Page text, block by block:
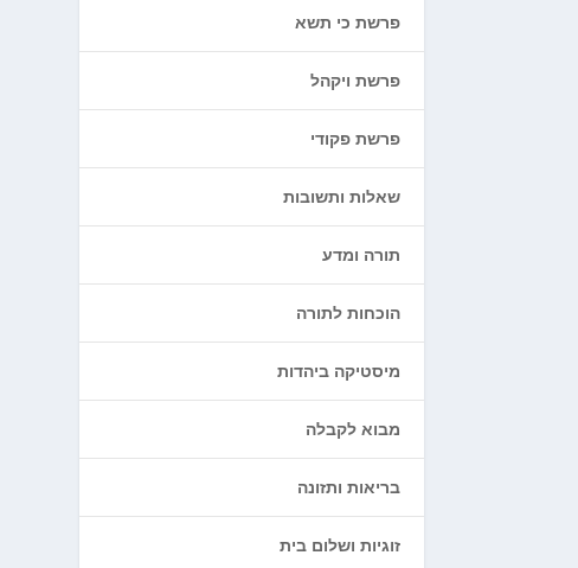
פרשת כי תשא
פרשת ויקהל
פרשת פקודי
שאלות ותשובות
תורה ומדע
הוכחות לתורה
מיסטיקה ביהדות
מבוא לקבלה
בריאות ותזונה
זוגיות ושלום בית